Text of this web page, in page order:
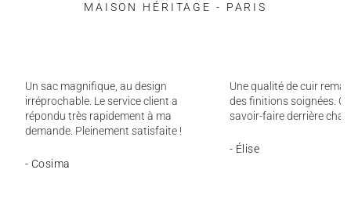
MAISON HÉRITAGE - PARIS
Un sac magnifique, au design
irréprochable. Le service client a
répondu très rapidement à ma
demande. Pleinement satisfaite !
- Cosima
Une qualité de cuir
des finitions soignées.
savoir-faire derrière
- Élise